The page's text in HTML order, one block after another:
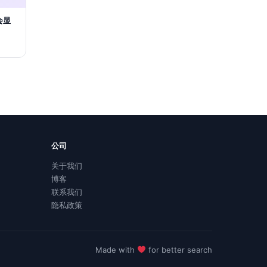
显
公司
关于我们
博客
联系我们
隐私政策
Made with for better search